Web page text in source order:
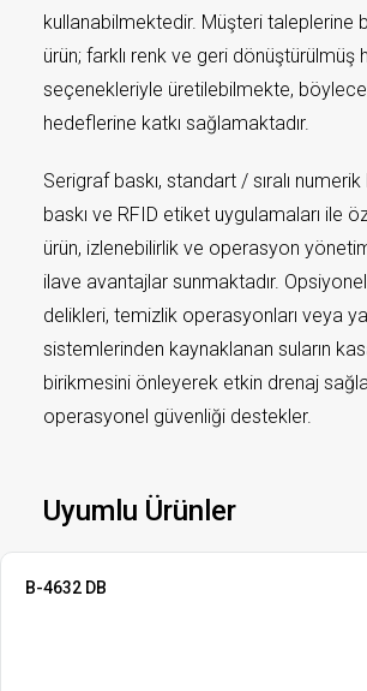
kullanabilmektedir. Müşteri taleplerine
ürün; farklı renk ve geri dönüştürülmüş
seçenekleriyle üretilebilmekte,
hedeflerine katkı sağlamaktadır.
Serigraf baskı, standart / sıralı numerik
baskı ve RFID etiket uygulamaları ile
ürün, izlenebilirlik ve operasyon
ilave avantajlar sunmaktadır.
delikleri, temizlik operasyonları veya
sistemlerinden kaynaklanan suların
birikmesini önleyerek etkin drenaj
operasyonel güvenliği destekler.
Uyumlu Ürünler
B-4632 DB